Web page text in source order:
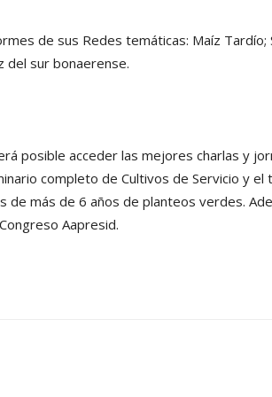
de sus Redes temáticas: Maíz Tardío;
del sur bonaerense.
posible acceder las mejores charlas y
completo de Cultivos de Servicio y el
de más de 6 años de planteos verdes.
Aapresid.